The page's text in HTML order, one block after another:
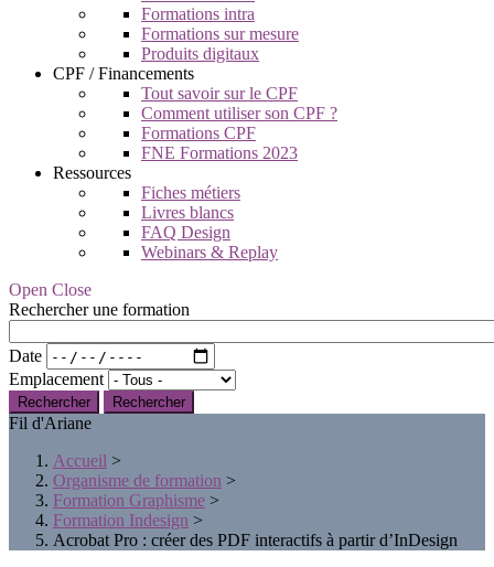
Formations intra
Formations sur mesure
Produits digitaux
CPF / Financements
Tout savoir sur le CPF
Comment utiliser son CPF ?
Formations CPF
FNE Formations 2023
Ressources
Fiches métiers
Livres blancs
FAQ Design
Webinars & Replay
Open Close
Rechercher une formation
Date
Emplacement
Rechercher
Fil d'Ariane
Accueil >
Organisme de formation >
Formation Graphisme >
Formation Indesign >
Acrobat Pro : créer des PDF interactifs à partir d’InDesign